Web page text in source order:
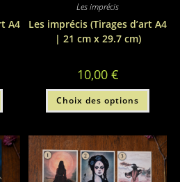
A4
Ce
a
Les
options
peuvent
Les imprécis
Les imprécis (Tirages d’art A4
| 21 cm x 29.7 cm)
10,00 €
Choix des options
Ce
a
Les
être